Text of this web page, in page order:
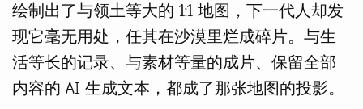
绘制出了与领土等大的 1:1 地图，下一代人却发
现它毫无用处，任其在沙漠里烂成碎片。与生
活等长的记录、与素材等量的成片、保留全部
内容的 AI 生成文本，都成了那张地图的投影。